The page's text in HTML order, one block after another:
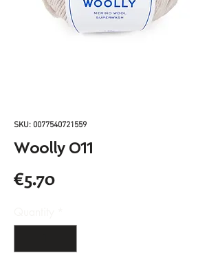
SKU: 0077540721559
Woolly 011
€5.70Price